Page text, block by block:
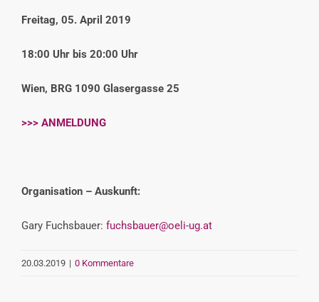
Freitag, 05. April 2019
18:00 Uhr bis 20:00 Uhr
Wien, BRG 1090 Glasergasse 25
>>> ANMELDUNG
Organisation – Auskunft:
Gary Fuchsbauer: fuchsbauer@oeli-ug.at
20.03.2019 | 0 Kommentare